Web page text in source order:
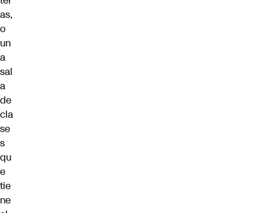
as,
o
un
a
sal
a
de
cla
se
s
qu
e
tie
ne